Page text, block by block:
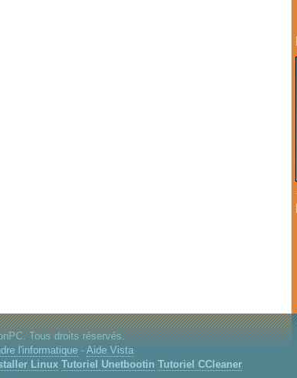
Tous droits réservés.
l'informatique- Aide Vista
Linux Tutoriel Unetbootin Tutoriel CCleaner